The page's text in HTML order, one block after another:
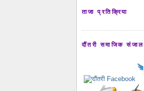
ताजा प्रतिक्रिया
दौंतरी समाजिक संजाल